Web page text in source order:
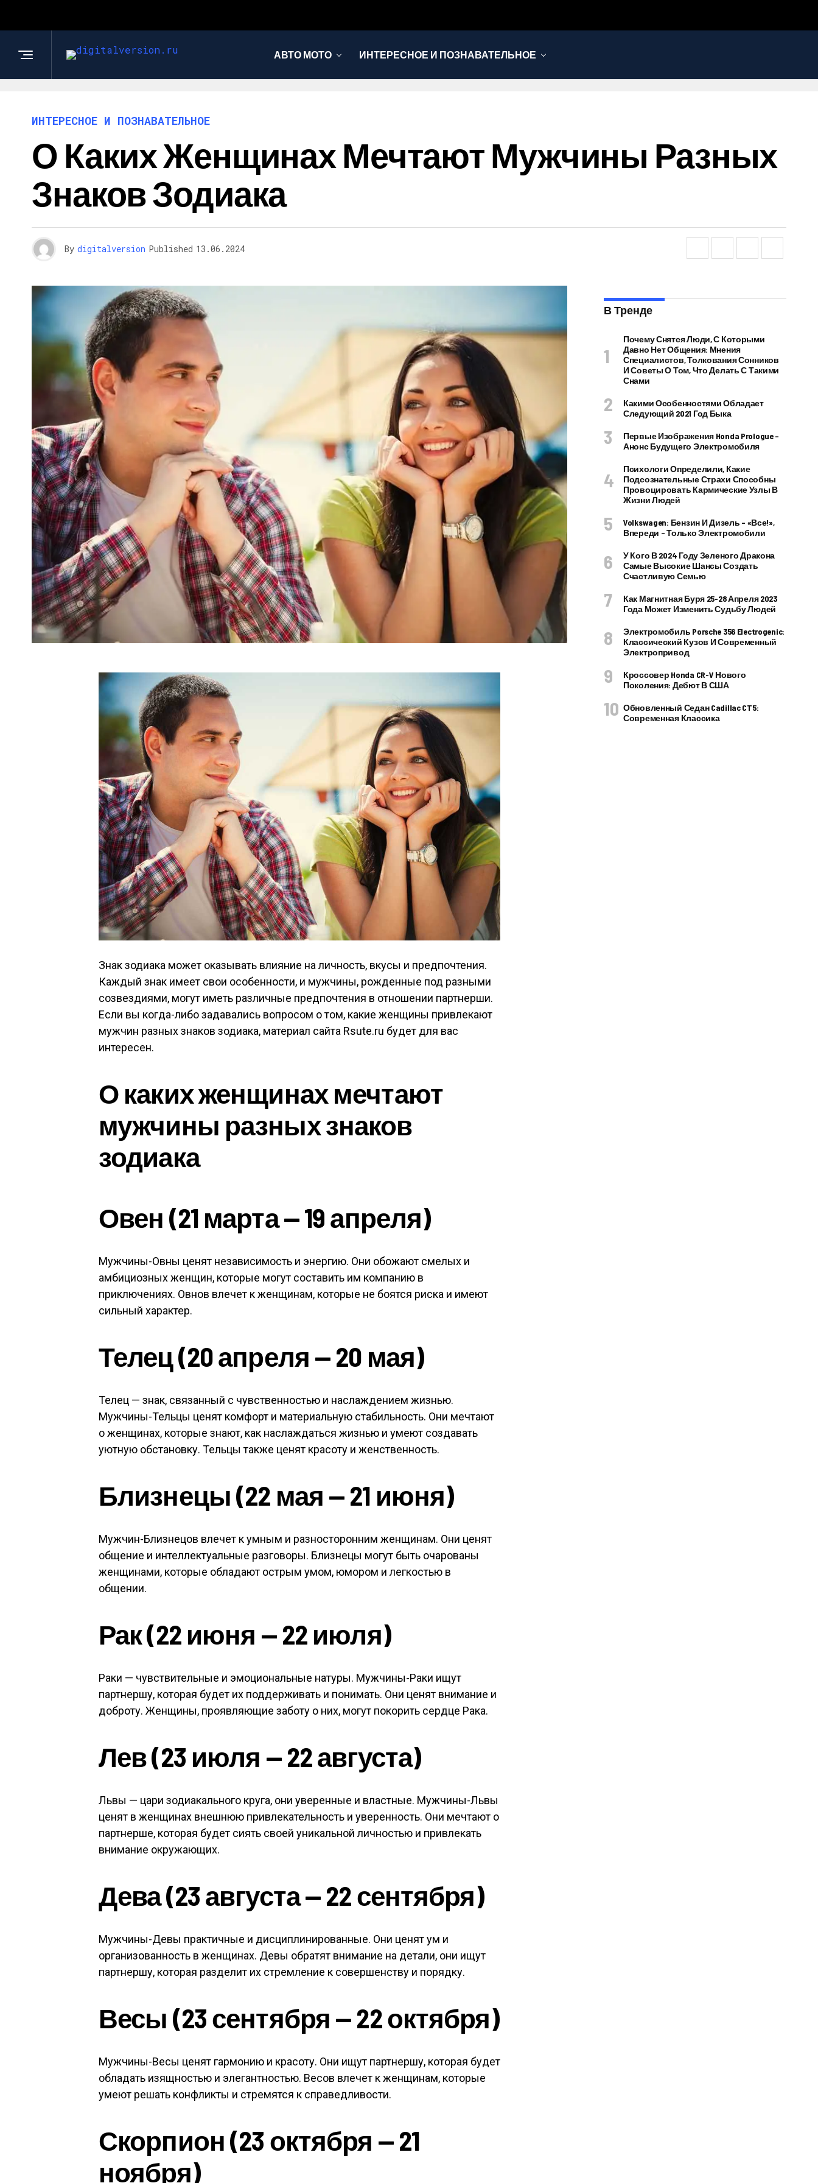
АВТО МОТО ИНТЕРЕСНОЕ И ПОЗНАВАТЕЛЬНОЕ
ИНТЕРЕСНОЕ И ПОЗНАВАТЕЛЬНОЕ
О Каких Женщинах Мечтают Мужчины Разных
Знаков Зодиака
By digitalversion Published 13.06.2024
Знак зодиака может оказывать влияние на личность, вкусы и предпочтения.
Каждый знак имеет свои особенности, и мужчины, рожденные под разными
созвездиями, могут иметь различные предпочтения в отношении партнерши.
Если вы когда-либо задавались вопросом о том, какие женщины привлекают
мужчин разных знаков зодиака, материал сайта Rsute.ru будет для вас
интересен.
О каких женщинах мечтают
мужчины разных знаков
зодиака
Овен (21 марта — 19 апреля)
Мужчины-Овны ценят независимость и энергию. Они обожают смелых и
амбициозных женщин, которые могут составить им компанию в
приключениях. Овнов влечет к женщинам, которые не боятся риска и имеют
сильный характер.
Телец (20 апреля — 20 мая)
Телец — знак, связанный с чувственностью и наслаждением жизнью.
Мужчины-Тельцы ценят комфорт и материальную стабильность. Они мечтают
о женщинах, которые знают, как наслаждаться жизнью и умеют создавать
уютную обстановку. Тельцы также ценят красоту и женственность.
Близнецы (22 мая — 21 июня)
Мужчин-Близнецов влечет к умным и разносторонним женщинам. Они ценят
общение и интеллектуальные разговоры. Близнецы могут быть очарованы
женщинами, которые обладают острым умом, юмором и легкостью в
общении.
Рак (22 июня — 22 июля)
Раки — чувствительные и эмоциональные натуры. Мужчины-Раки ищут
партнершу, которая будет их поддерживать и понимать. Они ценят внимание и
доброту. Женщины, проявляющие заботу о них, могут покорить сердце Рака.
Лев (23 июля — 22 августа)
Львы — цари зодиакального круга, они уверенные и властные. Мужчины-Львы
ценят в женщинах внешнюю привлекательность и уверенность. Они мечтают о
партнерше, которая будет сиять своей уникальной личностью и привлекать
внимание окружающих.
Дева (23 августа — 22 сентября)
Мужчины-Девы практичные и дисциплинированные. Они ценят ум и
организованность в женщинах. Девы обратят внимание на детали, они ищут
партнершу, которая разделит их стремление к совершенству и порядку.
Весы (23 сентября — 22 октября)
Мужчины-Весы ценят гармонию и красоту. Они ищут партнершу, которая будет
обладать изящностью и элегантностью. Весов влечет к женщинам, которые
умеют решать конфликты и стремятся к справедливости.
Скорпион (23 октября — 21
ноября)
В Тренде
Почему Снятся Люди, С Которыми
Давно Нет Общения: Мнения
Специалистов, Толкования Сонников
И Советы О Том, Что Делать С Такими
Снами
Какими Особенностями Обладает
Следующий 2021 Год Быка
Первые Изображения Honda Prologue –
Анонс Будущего Электромобиля
Психологи Определили, Какие
Подсознательные Страхи Способны
Провоцировать Кармические Узлы В
Жизни Людей
Volkswagen: Бензин И Дизель – «все!»,
Впереди – Только Электромобили
У Кого В 2024 Году Зеленого Дракона
Самые Высокие Шансы Создать
Счастливую Семью
Как Магнитная Буря 25-28 Апреля 2023
Года Может Изменить Судьбу Людей
Электромобиль Porsche 356 Electrogenic:
Классический Кузов И Современный
Электропривод
Кроссовер Honda CR-V Нового
Поколения: Дебют В США
Обновленный Седан Cadillac CT5:
Современная Классика